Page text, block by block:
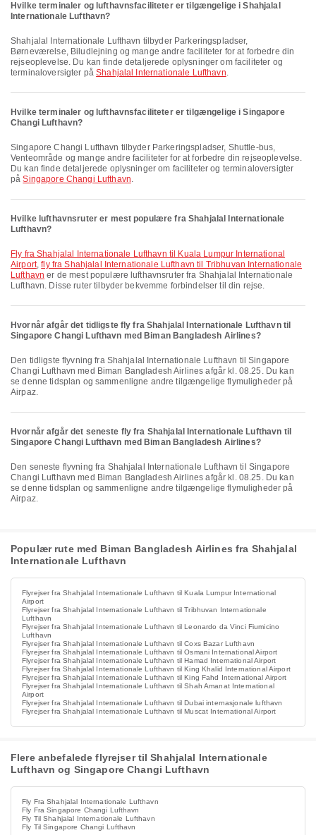
Hvilke terminaler og lufthavnsfaciliteter er tilgængelige i Shahjalal
Internationale Lufthavn?
Shahjalal Internationale Lufthavn tilbyder Parkeringspladser,
Børneværelse, Biludlejning og mange andre faciliteter for at forbedre din
rejseoplevelse. Du kan finde detaljerede oplysninger om faciliteter og
terminaloversigter påShahjalal Internationale Lufthavn.
Hvilke terminaler og lufthavnsfaciliteter er tilgængelige i Singapore
Changi Lufthavn?
Singapore Changi Lufthavn tilbyder Parkeringspladser, Shuttle-bus,
Venteområde og mange andre faciliteter for at forbedre din rejseoplevelse.
Du kan finde detaljerede oplysninger om faciliteter og terminaloversigter
påSingapore Changi Lufthavn.
Hvilke lufthavnsruter er mest populære fra Shahjalal Internationale
Lufthavn?
fly fra Shahjalal Internationale Lufthavn til Kuala Lumpur International
Airport,fly fra Shahjalal Internationale Lufthavn til Tribhuvan Internationale
Lufthavn er de mest populære lufthavnsruter fra Shahjalal Internationale
Lufthavn. Disse ruter tilbyder bekvemme forbindelser til din rejse.
Hvornår afgår det tidligste fly fra Shahjalal Internationale Lufthavn til
Singapore Changi Lufthavn med Biman Bangladesh Airlines?
Den tidligste flyvning fra Shahjalal Internationale Lufthavn til Singapore
Changi Lufthavn med Biman Bangladesh Airlines afgår kl. 08.25. Du kan
se denne tidsplan og sammenligne andre tilgængelige flymuligheder på
Airpaz.
Hvornår afgår det seneste fly fra Shahjalal Internationale Lufthavn til
Singapore Changi Lufthavn med Biman Bangladesh Airlines?
Den seneste flyvning fra Shahjalal Internationale Lufthavn til Singapore
Changi Lufthavn med Biman Bangladesh Airlines afgår kl. 08.25. Du kan
se denne tidsplan og sammenligne andre tilgængelige flymuligheder på
Airpaz.
Populær rute med Biman Bangladesh Airlines fra Shahjalal
Internationale Lufthavn
Flyrejser fra Shahjalal Internationale Lufthavn til Kuala Lumpur International
Airport
Flyrejser fra Shahjalal Internationale Lufthavn til Tribhuvan Internationale
Lufthavn
Flyrejser fra Shahjalal Internationale Lufthavn til Leonardo da Vinci Fiumicino
Lufthavn
Flyrejser fra Shahjalal Internationale Lufthavn til Coxs Bazar Lufthavn
Flyrejser fra Shahjalal Internationale Lufthavn til Osmani International Airport
Flyrejser fra Shahjalal Internationale Lufthavn til Hamad International Airport
Flyrejser fra Shahjalal Internationale Lufthavn til King Khalid International Airport
Flyrejser fra Shahjalal Internationale Lufthavn til King Fahd International Airport
Flyrejser fra Shahjalal Internationale Lufthavn til Shah Amanat International
Airport
Flyrejser fra Shahjalal Internationale Lufthavn til Dubai internasjonale lufthavn
Flyrejser fra Shahjalal Internationale Lufthavn til Muscat International Airport
Flere anbefalede flyrejser til Shahjalal Internationale
Lufthavn og Singapore Changi Lufthavn
Fly Fra Shahjalal Internationale Lufthavn
Fly Fra Singapore Changi Lufthavn
Fly Til Shahjalal Internationale Lufthavn
Fly Til Singapore Changi Lufthavn